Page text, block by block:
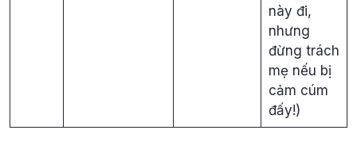
này đi,
nhưng
đừng trách
mẹ nếu bị
cảm cúm
đấy!)